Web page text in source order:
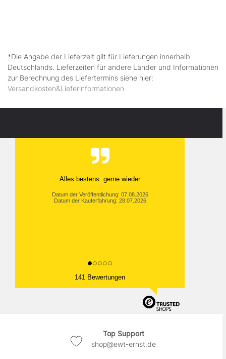
*Die Angabe der Lieferzeit gilt für Lieferungen innerhalb
Deutschlands. Lieferzeiten für andere Länder und Informationen
zur Berechnung des Liefertermins siehe hier:
Versandkosten&Lieferinformationen
Alles bestens. gerne wieder
Datum der Veröffentlichung: 07.08.2026
Datum der Kauferfahrung: 28.07.2026
141 Bewertungen
Top Support
shop@ewt-ernst.de